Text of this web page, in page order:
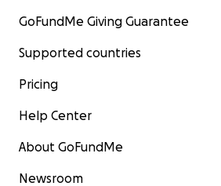
GoFundMe Giving Guarantee
Supported countries
Pricing
Help Center
About GoFundMe
Newsroom